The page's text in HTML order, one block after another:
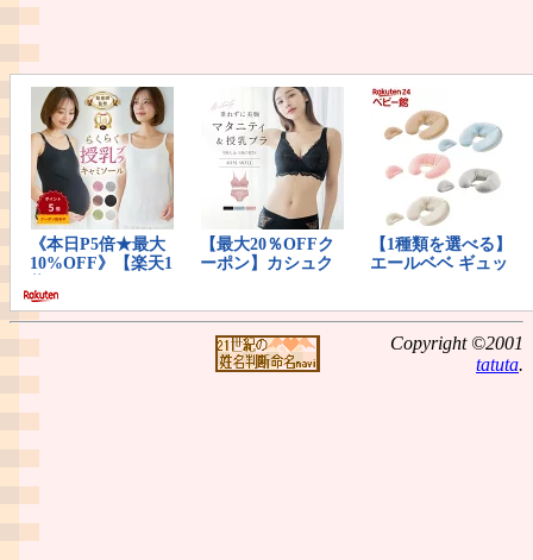
Copyright ©2001
tatuta.